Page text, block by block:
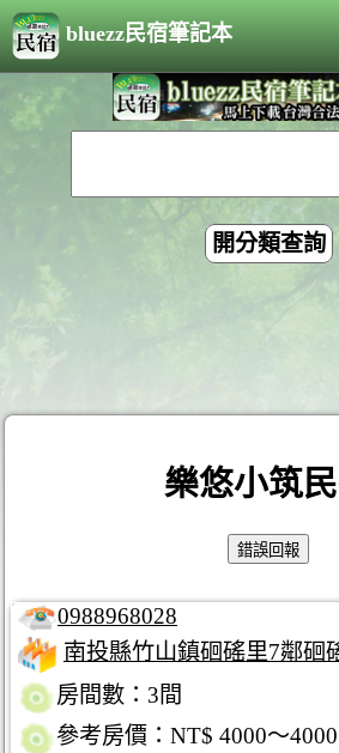
bluezz民宿筆記本
開分類查詢
樂悠小筑
0988968028
南投縣竹山鎮硘磘里7鄰硘
房間數：3間
參考房價：NT$ 4000～4000